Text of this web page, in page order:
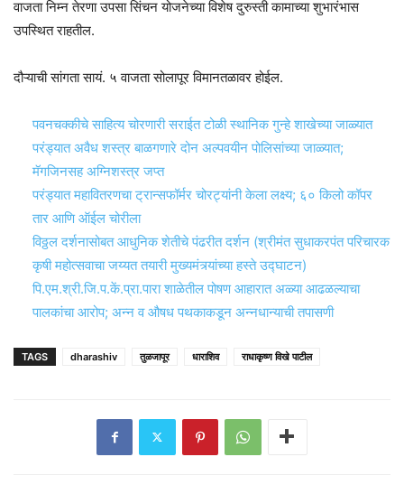
वाजता निम्न तेरणा उपसा सिंचन योजनेच्या विशेष दुरुस्ती कामाच्या शुभारंभास
उपस्थित राहतील.
दौऱ्याची सांगता सायं. ५ वाजता सोलापूर विमानतळावर होईल.
पवनचक्कीचे साहित्य चोरणारी सराईत टोळी स्थानिक गुन्हे शाखेच्या जाळ्यात
परंड्यात अवैध शस्त्र बाळगणारे दोन अल्पवयीन पोलिसांच्या जाळ्यात;
मॅगजिनसह अग्निशस्त्र जप्त
परंड्यात महावितरणचा ट्रान्सफॉर्मर चोरट्यांनी केला लक्ष्य; ६० किलो कॉपर
तार आणि ऑईल चोरीला
विठ्ठल दर्शनासोबत आधुनिक शेतीचे पंढरीत दर्शन (श्रीमंत सुधाकरपंत परिचारक
कृषी महोत्सवाचा जय्यत तयारी मुख्यमंत्र्यांच्या हस्ते उद्घाटन)
पि.एम.श्री.जि.प.कें.प्रा.पारा शाळेतील पोषण आहारात अळ्या आढळल्याचा
पालकांचा आरोप; अन्न व औषध पथकाकडून अन्नधान्याची तपासणी
TAGS dharashiv तुळजापूर धाराशिव राधाकृष्ण विखे पाटील